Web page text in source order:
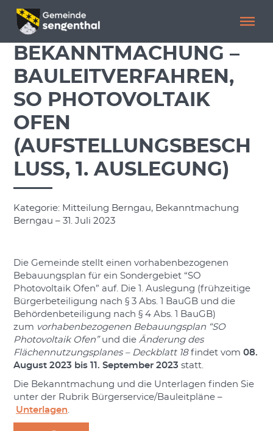
Menü überspringen
Menü überspringen
BEKANNTMACHUNG –
BAULEITVERFAHREN,
SO PHOTOVOLTAIK
OFEN
(AUFSTELLUNGSBESCH
LUSS, 1. AUSLEGUNG)
Kategorie: Mitteilung Berngau, Bekanntmachung
Berngau – 31. Juli 2023
Die Gemeinde stellt einen vorhabenbezogenen
Bebauungsplan für ein Sondergebiet “SO
Photovoltaik Ofen” auf. Die 1. Auslegung (frühzeitige
Bürgerbeteiligung nach § 3 Abs. 1 BauGB und die
Behördenbeteiligung nach § 4 Abs. 1 BauGB)
zum vorhabenbezogenen Bebauungsplan “SO
Photovoltaik Ofen”und die Änderung des
Flächennutzungsplanes – Deckblatt 18 findet vom 08.
August 2023 bis 11. September 2023 statt.
Die Bekanntmachung und die Unterlagen finden Sie
unter der Rubrik Bürgerservice/Bauleitpläne –
Unterlagen.